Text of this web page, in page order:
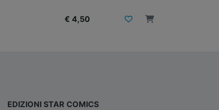
€ 4,50
EDIZIONI STAR COMICS